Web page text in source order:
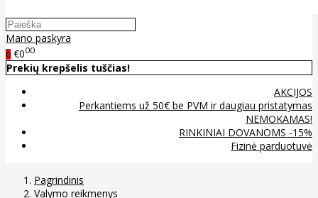
Mano paskyra
0 €000
Prekių krepšelis tuščias!
AKCIJOS
Perkantiems už 50€ be PVM ir daugiau pristatymas
NEMOKAMAS!
RINKINIAI DOVANOMS -15%
Fizinė parduotuvė
Pagrindinis
Valymo reikmenys